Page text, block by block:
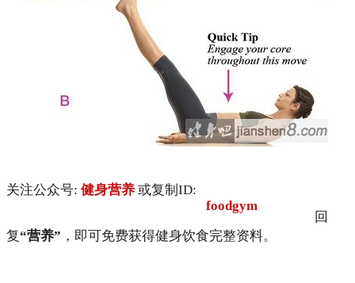
关注公众号: 健身营养 或复制ID:
foodgym
回
复“营养” ，即可免费获得健身饮食完整资料。